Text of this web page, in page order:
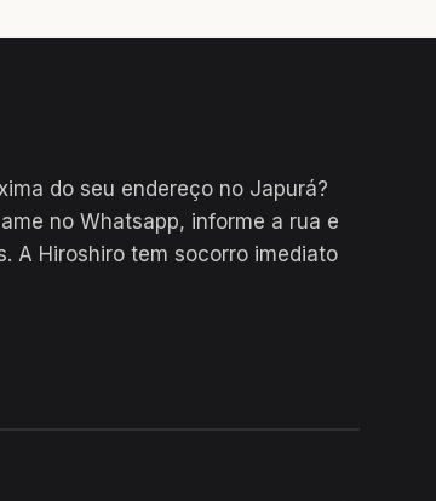
do seu endereço no Japurá?
no Whatsapp, informe a rua e
A Hiroshiro tem socorro imediato